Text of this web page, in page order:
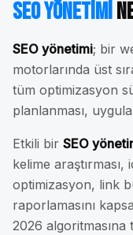
SEO Yönetimi
SEO yönetimi; bir
motorlarında üst
tüm optimizasyon
planlanması,
Etkili bir SEO
kelime
optimizasyon, link
raporlamasını
2026